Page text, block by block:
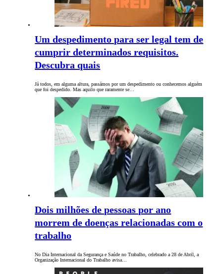
Um despedimento para ser legal tem de
cumprir determinados requisitos.
Descubra quais
Já todos, em alguma altura, passámos por um despedimento ou conhecemos alguém
que foi despedido. Mas aquilo que raramente se…
Dois milhões de pessoas por ano
morrem de doenças relacionadas com o
trabalho
No Dia Internacional da Segurança e Saúde no Trabalho, celebrado a 28 de Abril, a
Organização Internacional do Trabalho avisa…